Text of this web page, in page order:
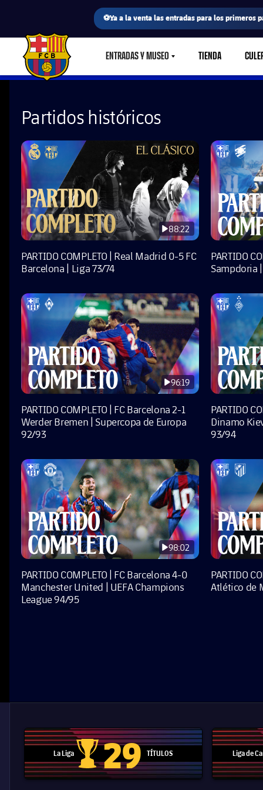
⚽Ya a la venta las entradas para los primeros
FC Barcelona club badge ENTRADAS Y MUSEOLABEL.SHARE.CARETDOWN
TIENDA
Partidos históricos
88:22
PARTIDO COMPLETO | Real Madrid 0-5 FC
Barcelona | Liga 73/74
PARTIDO
Sampdoria
96:19
PARTIDO COMPLETO | FC Barcelona 2-1
Werder Bremen | Supercopa de Europa
92/93
PARTIDO
Dinamo
93/94
98:02
PARTIDO COMPLETO | FC Barcelona 4-0
Manchester United | UEFA Champions
League 94/95
PARTIDO
Atlético de
La Liga
Trofeo de La Liga
29 TÍTULOS Liga de